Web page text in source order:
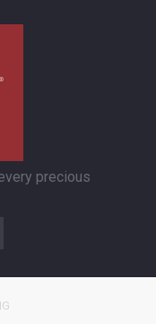
precious